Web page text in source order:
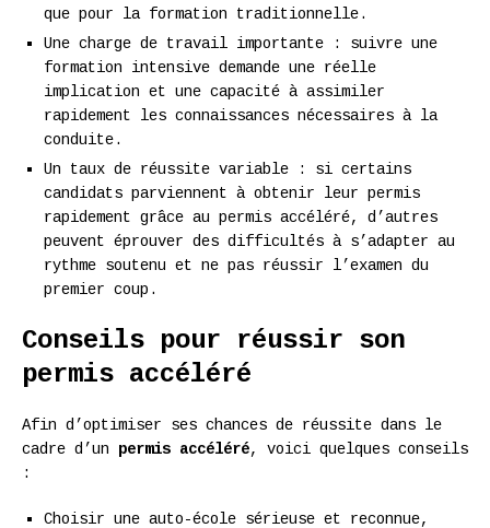
que pour la formation traditionnelle.
Une charge de travail importante : suivre une
formation intensive demande une réelle
implication et une capacité à assimiler
rapidement les connaissances nécessaires à la
conduite.
Un taux de réussite variable : si certains
candidats parviennent à obtenir leur permis
rapidement grâce au permis accéléré, d’autres
peuvent éprouver des difficultés à s’adapter au
rythme soutenu et ne pas réussir l’examen du
premier coup.
Conseils pour réussir son
permis accéléré
Afin d’optimiser ses chances de réussite dans le
cadre d’un permis accéléré, voici quelques conseils
:
Choisir une auto-école sérieuse et reconnue,